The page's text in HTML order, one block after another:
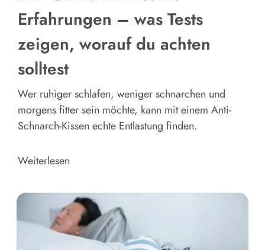
Erfahrungen – was Tests
zeigen, worauf du achten
solltest
Wer ruhiger schlafen, weniger schnarchen und
morgens fitter sein möchte, kann mit einem Anti-
Schnarch-Kissen echte Entlastung finden.
Weiterlesen